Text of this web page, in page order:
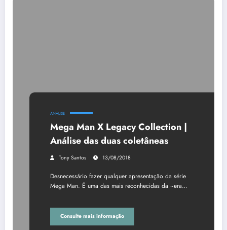
ANÁLISE
Mega Man X Legacy Collection |
Análise das duas coletâneas
Tony Santos 13/08/2018
Desnecessário fazer qualquer apresentação da série
Mega Man. É uma das mais reconhecidas da ~era…
Consulte mais informação